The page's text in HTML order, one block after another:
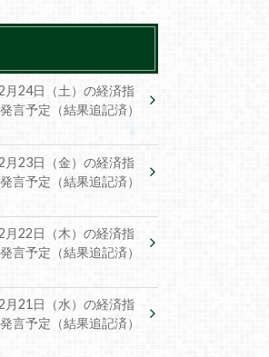
月24日（土）の経済指
言予定（結果追記済）
月23日（金）の経済指
言予定（結果追記済）
月22日（木）の経済指
言予定（結果追記済）
月21日（水）の経済指
言予定（結果追記済）